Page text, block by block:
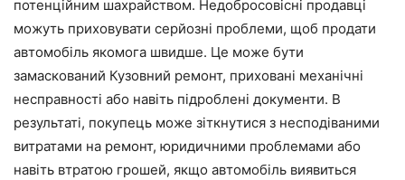
потенційним шахрайством. Недобросовісні продавці
можуть приховувати серйозні проблеми, щоб продати
автомобіль якомога швидше. Це може бути
замаскований Кузовний ремонт, приховані механічні
несправності або навіть підроблені документи. В
результаті, покупець може зіткнутися з несподіваними
витратами на ремонт, юридичними проблемами або
навіть втратою грошей, якщо автомобіль виявиться